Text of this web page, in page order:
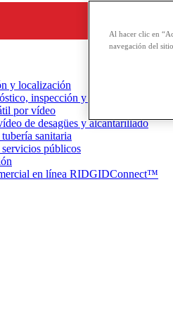
y localización
inspección y localización
por vídeo
de desagües y alcantarillado
sanitaria
públicos
en línea RIDGIDConnect™
Al hacer clic en
navegación del